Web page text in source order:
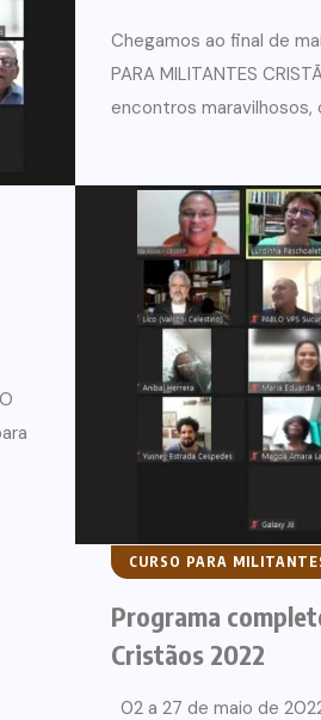
Chegamos ao final de
PARA MILITANTES
encontros
CURSO PARA
Programa
Cristãos 2022
02 a 27 de maio de